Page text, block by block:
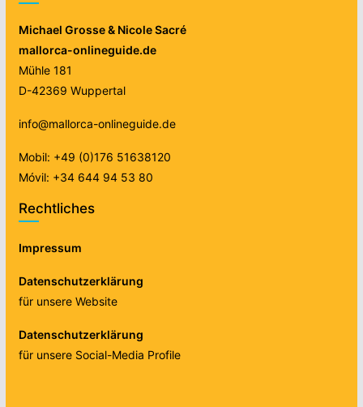
Michael Grosse & Nicole Sacré
mallorca-onlineguide.de
Mühle 181
D-42369 Wuppertal
info@mallorca-onlineguide.de
Mobil: +49 (0)176 51638120
Móvil: +34 644 94 53 80
Rechtliches
Impressum
Datenschutzerklärung
für unsere Website
Datenschutzerklärung
für unsere Social-Media Profile